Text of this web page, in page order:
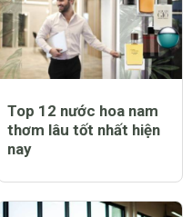
Top 12 nước hoa nam
thơm lâu tốt nhất hiện
nay